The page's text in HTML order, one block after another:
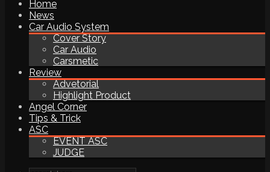
Home
News
Car Audio System
Cover Story
Car Audio
Carsmetic
Review
Advetorial
Highlight Product
Angel Corner
Tips & Trick
ASC
EVENT ASC
JUDGE